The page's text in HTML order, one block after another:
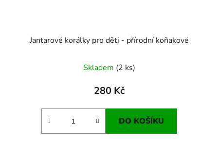
Jantarové korálky pro děti - přírodní koňakové
Skladem (2 ks)
280 Kč
DO KOŠÍKU